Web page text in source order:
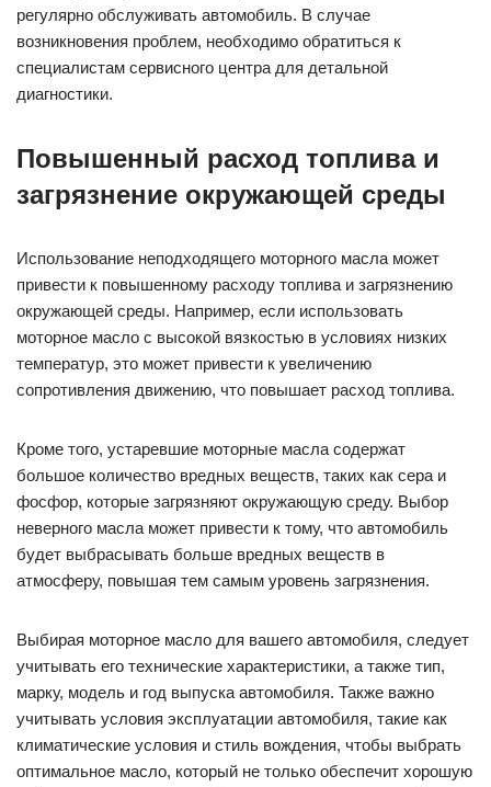
регулярно обслуживать автомобиль. В случае
возникновения проблем, необходимо обратиться к
специалистам сервисного центра для детальной
диагностики.
Повышенный расход топлива и
загрязнение окружающей среды
Использование неподходящего моторного масла может
привести к повышенному расходу топлива и загрязнению
окружающей среды. Например, если использовать
моторное масло с высокой вязкостью в условиях низких
температур, это может привести к увеличению
сопротивления движению, что повышает расход топлива.
Кроме того, устаревшие моторные масла содержат
большое количество вредных веществ, таких как сера и
фосфор, которые загрязняют окружающую среду. Выбор
неверного масла может привести к тому, что автомобиль
будет выбрасывать больше вредных веществ в
атмосферу, повышая тем самым уровень загрязнения.
Выбирая моторное масло для вашего автомобиля, следует
учитывать его технические характеристики, а также тип,
марку, модель и год выпуска автомобиля. Также важно
учитывать условия эксплуатации автомобиля, такие как
климатические условия и стиль вождения, чтобы выбрать
оптимальное масло, который не только обеспечит хорошую